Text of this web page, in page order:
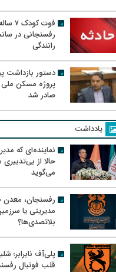
فوت کودک ۷ ساله
رفسنجانی در
رانندگی
دستور بازداشت
پروژه مسکن
صادر شد
یادداشت
نماینده‌ای که
حالا از
می‌گوید
رفسنجان، معدن
مدیریتی یا
بلاتصدی‌ها؟
پلی‌آف نابرابر؛
قلب فوتبال